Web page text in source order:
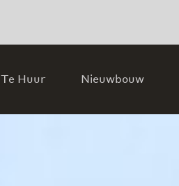
Te Huur Nieuwbouw